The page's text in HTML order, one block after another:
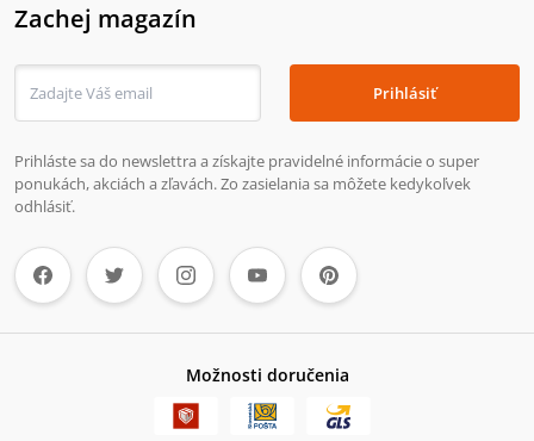
Zachej magazín
Prihlásiť
Prihláste sa do newslettra a získajte pravidelné informácie o super
ponukách, akciách a zľavách. Zo zasielania sa môžete kedykoľvek
odhlásiť.
Možnosti doručenia